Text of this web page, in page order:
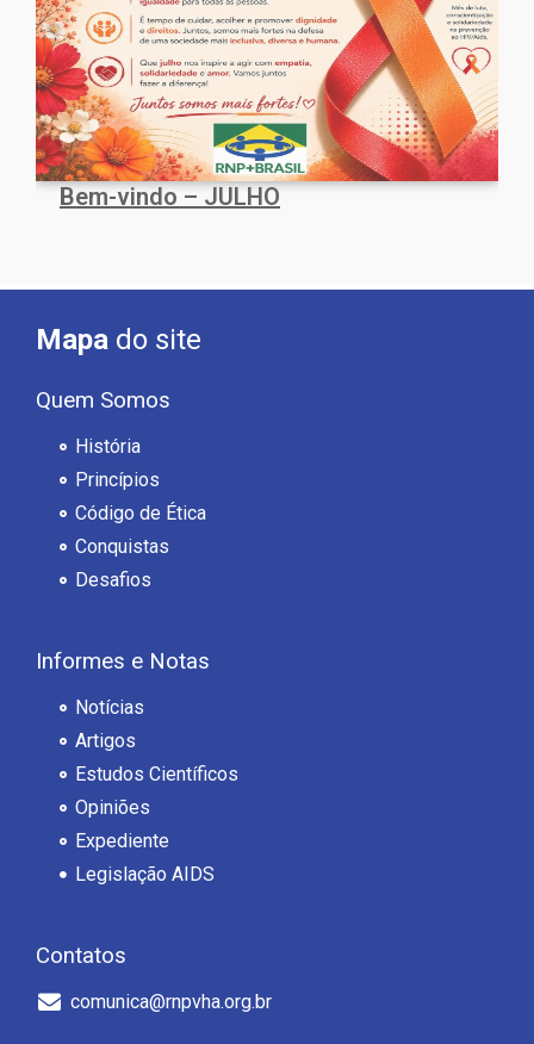
Bem-vindo – JULHO
Mapa do site
Quem Somos
História
Princípios
Código de Ética
Conquistas
Desafios
Informes e Notas
Notícias
Artigos
Estudos Científicos
Opiniões
Expediente
Legislação AIDS
Contatos
comunica@rnpvha.org.br